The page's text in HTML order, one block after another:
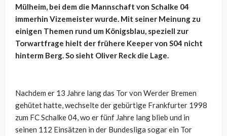
Mülheim, bei dem die Mannschaft von Schalke 04
immerhin Vizemeister wurde. Mit seiner Meinung zu
einigen Themen rund um Königsblau, speziell zur
Torwartfrage hielt der frühere Keeper von S04 nicht
hinterm Berg. So sieht Oliver Reck die Lage.
Nachdem er 13 Jahre lang das Tor von Werder Bremen
gehütet hatte, wechselte der gebürtige Frankfurter 1998
zum FC Schalke 04, wo er fünf Jahre lang blieb und in
seinen 112 Einsätzen in der Bundesliga sogar ein Tor